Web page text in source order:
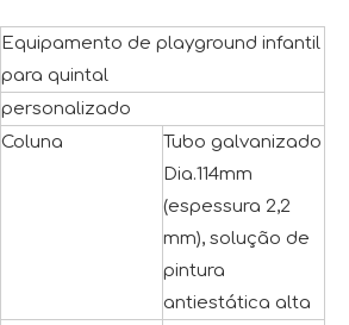
Equipamento de playground infantil
para quintal
personalizado
Coluna
Tubo galvanizado
Dia.114mm
(espessura 2,2
mm), solução de
pintura
antiestática alta